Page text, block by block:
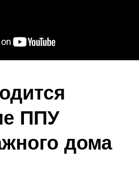
ППУ
дома